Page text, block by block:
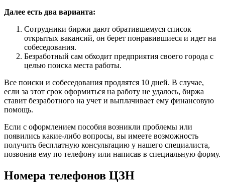
Далее есть два варианта:
Сотрудники биржи дают обратившемуся список
открытых вакансий, он берет понравившиеся и идет на
собеседования.
Безработный сам обходит предприятия своего города с
целью поиска места работы.
Все поиски и собеседования продлятся 10 дней. В случае,
если за этот срок оформиться на работу не удалось, биржа
ставит безработного на учет и выплачивает ему финансовую
помощь.
Если с оформлением пособия возникли проблемы или
появились какие-либо вопросы, вы имеете возможность
получить бесплатную консультацию у нашего специалиста,
позвонив ему по телефону или написав в специальную форму.
Номера телефонов ЦЗН